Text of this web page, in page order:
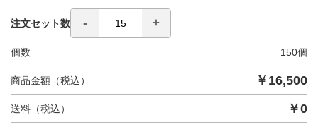
注文セット数
個数 150個
商品金額（税込） ￥ 16,500
送料（税込） ￥0